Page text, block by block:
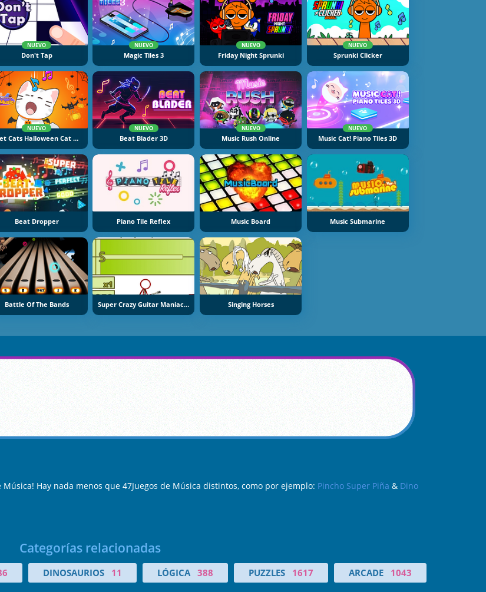
NUEVO
Don't Tap
NUEVO
Magic Tiles 3
NUEVO
Friday Night Sprunki
NUEVO
Sprunki Clicker
NUEVO
Duet Cats Halloween Cat Music
NUEVO
Beat Blader 3D
NUEVO
Music Rush Online
NUEVO
Music Cat! Piano Tiles 3D
Beat Dropper Piano Tile Reflex Music Board Music Submarine
Battle Of The Bands Super Crazy Guitar Maniac Deluxe 2 Singing Horses
Hay nada menos que 47Juegos de Música distintos, como por ejemplo: Pincho Super Piña & Dino
Categorías relacionadas
DINOSAURIOS 11 LÓGICA 388 PUZZLES 1617 ARCADE 1043